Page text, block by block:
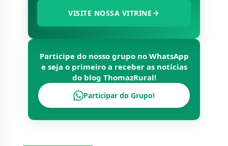
VISITE NOSSA VITRINE
Participe do nosso grupo no WhatsApp
e seja o primeiro a receber as notícias
do blog ThomazRural!
Participar do Grupo!